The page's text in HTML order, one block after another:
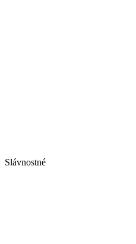
Slávnostné